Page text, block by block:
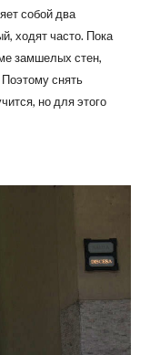
собой два
ходят часто. Пока
замшелых стен,
Поэтому снять
но для этого